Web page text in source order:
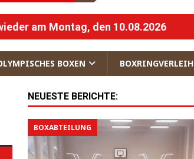
am Montag, den 10.08.2026
BOXEN BOXRINGVERLEIH
NEUESTE BERICHTE:
BOXABTEILUNG